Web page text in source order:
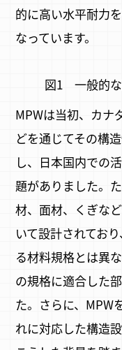
的に高い水平耐力
なっています。
図1 一般的な
MPWは当初、カナ
どを通じてその構
し、日本国内での
題がありました。
材、面材、くぎな
いて設計されてお
る材料規格とは異
の規格に適合した
た。さらに、MPW
れに対応した構造